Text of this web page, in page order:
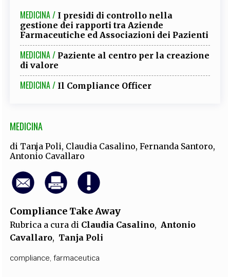
MEDICINA / I presidi di controllo nella
gestione dei rapporti tra Aziende
Farmaceutiche ed Associazioni dei Pazienti
MEDICINA / Paziente al centro per la creazione
di valore
MEDICINA / Il Compliance Officer
MEDICINA
di Tanja Poli, Claudia Casalino,Fernanda Santoro,
Antonio Cavallaro
Compliance Take Away
Rubrica a cura di Claudia Casalino, Antonio
Cavallaro, Tanja Poli
compliance,farmaceutica